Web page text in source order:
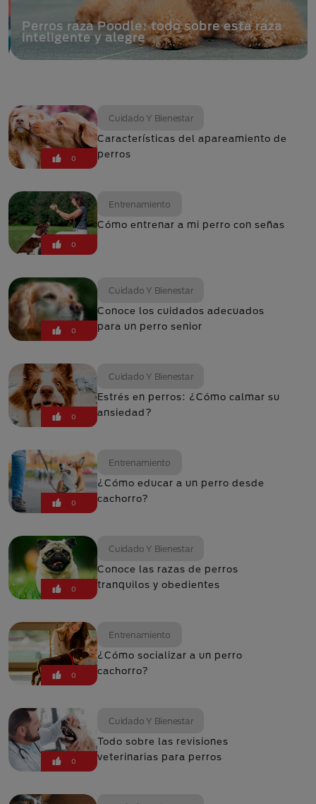
Perros raza Poodle: todo sobre esta raza
inteligente y alegre
0
Cuidado Y Bienestar
Características del apareamiento de
perros
0
Entrenamiento
Cómo entrenar a mi perro con señas
0
Cuidado Y Bienestar
Conoce los cuidados adecuados
para un perro senior
0
Cuidado Y Bienestar
Estrés en perros: ¿Cómo calmar su
ansiedad?
0
Entrenamiento
¿Cómo educar a un perro desde
cachorro?
0
Cuidado Y Bienestar
Conoce las razas de perros
tranquilos y obedientes
0
Entrenamiento
¿Cómo socializar a un perro
cachorro?
0
Cuidado Y Bienestar
Todo sobre las revisiones
veterinarias para perros